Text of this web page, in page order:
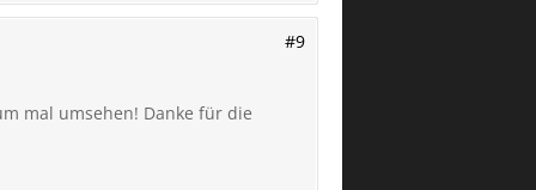
#9
mal umsehen! Danke für die